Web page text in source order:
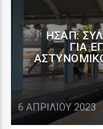
ΗΣΑΠ:
ΓΙΑ
6 ΑΠΡΙΛΊΟΥ 2023